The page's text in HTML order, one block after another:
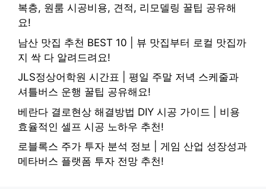
복층, 원룸 시공비용, 견적, 리모델링 꿀팁 공유해
요!
남산 맛집 추천 BEST 10 | 뷰 맛집부터 로컬 맛집까
지 싹 다 알려드려요!
JLS정상어학원 시간표 | 평일 주말 저녁 스케줄과
셔틀버스 운행 꿀팁 공유해요!
베란다 결로현상 해결방법 DIY 시공 가이드 | 비용
효율적인 셀프 시공 노하우 추천!
로블록스 주가 투자 분석 정보 | 게임 산업 성장성과
메타버스 플랫폼 투자 전망 추천!